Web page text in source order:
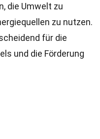
die Umwelt zu
zu nutzen.
für die
und die Förderung